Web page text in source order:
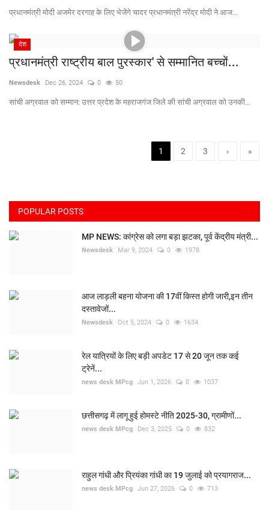
प्रधानमंत्री मोदी अजमेर दरगाह के लिए भेजेंगे चादर प्रधानमंत्री नरेंद्र मोदी ने आज...
देश
प्रधानमंत्री राष्ट्रीय बाल पुरस्कार' से सम्मानित बच्चों...
Newsdesk Dec 26, 2024 0 50
सांची अग्रवाल को सम्मान: उत्तर प्रदेश के महराजगंज जिले की सांची अग्रवाल को उनकी...
1 2 3 › »
POPULAR POSTS
MP NEWS: कांग्रेस को लगा बड़ा झटका, पूर्व केंद्रीय मंत्री...
Newsdesk Mar 9, 2024 0 1978
आज लाड़ली बहना योजना की 17वीं किस्त होगी जारी,इन तीन
दस्तावेजों...
Newsdesk Oct 5, 2024 0 1634
रेल यात्रियों के लिए बड़ी अपडेट 17 से 20 जून तक कई
ट्रेनें...
news desk MPcg Jun 1, 2026 0 1037
छत्तीसगढ़ में लागू हुई होमस्टे नीति 2025-30, ग्रामीणों...
news desk MPcg Dec 3, 2025 0 832
राहुल गांधी और प्रियंका गांधी का 19 जुलाई को प्रयागराज...
news desk MPcg Jun 27, 2026 0 713